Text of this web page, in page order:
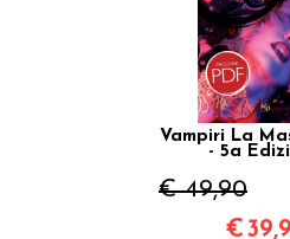
Vampiri La
- 5a
€ 49,90
€